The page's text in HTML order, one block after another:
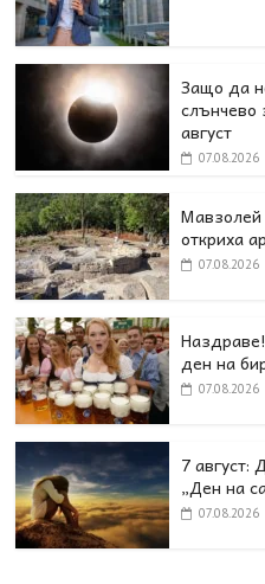
Защо да
слънчево
август
07.08.2026
Мавзолей
откриха
07.08.2026
ден на
07.08.2026
7 август:
„Ден на
07.08.2026